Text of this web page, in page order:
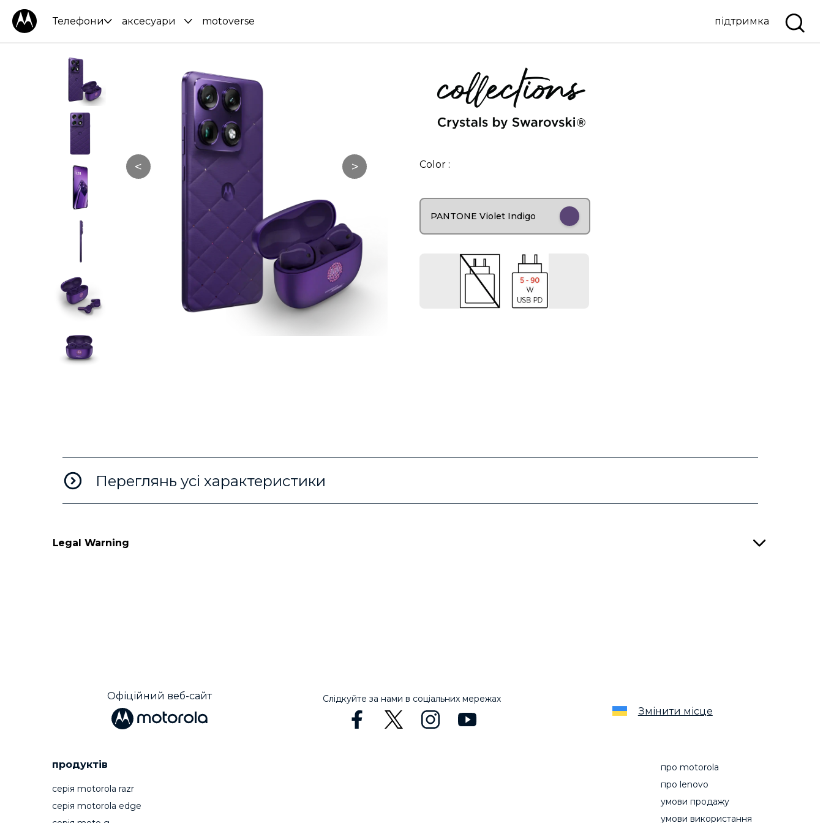
Телефони аксесуари motoverse підтримка
< > Color :
PANTONE Violet Indigo
Переглянь усі характеристики
Legal Warning
Офіційний веб-сайт Слідкуйте за нами в соціальних мережах
Змінити місце
продуктів
cерія motorola razr
cерія motorola edge
про motorola
про lenovo
умови продажу
умови використання